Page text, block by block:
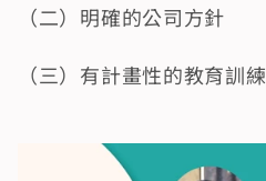
（二）明確的公司方針
（三）有計畫性的教育訓練